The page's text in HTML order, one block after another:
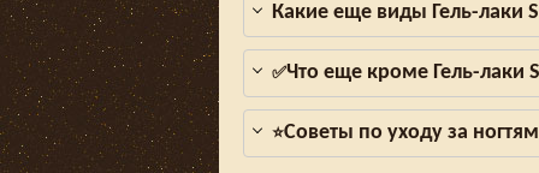
Какие еще виды Гель-лаки
✅Что еще кроме Гель-лаки
⭐Советы по уходу за